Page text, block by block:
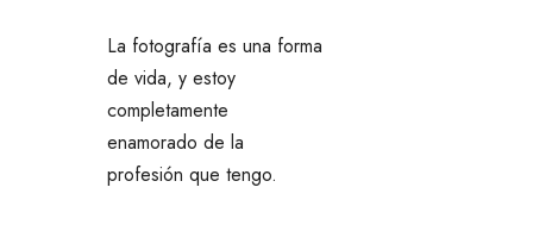
La fotografía es una forma
de vida, y estoy
completamente
enamorado de la
profesión que tengo.